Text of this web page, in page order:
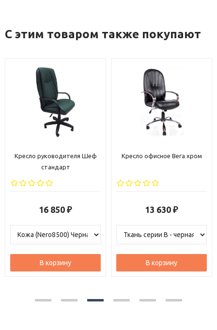
С этим товаром также покупают
Кресло руководителя Шеф
стандарт
16 850 ₽
В корзину
Кресло офисное Вега хром
13 630 ₽
В корзину